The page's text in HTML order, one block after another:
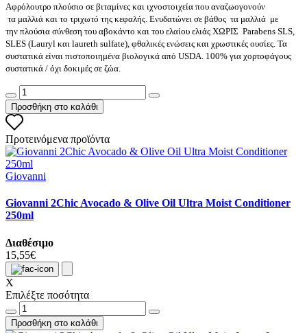
Αφρόλουτρο πλούσιο σε βιταμίνες και ιχνοστοιχεία που αναζωογονούν
τα μαλλιά και το τριχωτό της κεφαλής. Ενυδατώνει σε βάθος τα μαλλιά με
την πλούσια σύνθεση του αβοκάντο και του ελαίου ελιάς ΧΩΡΙΣ Parabens SLS,
SLES (Lauryl και laureth sulfate), φθαλικές ενώσεις και χρωστικές ουσίες. Τα
συστατικά είναι πιστοποιημένα βιολογικά από USDA. 100% για χορτοφάγους
συστατικά / όχι δοκιμές σε ζώα.
Προσθήκη στο καλάθι
Προτεινόμενα προϊόντα
Giovanni
Giovanni 2Chic Avocado & Olive Oil Ultra Moist Conditioner
250ml
Διαθέσιμο
15,55€
X
Επιλέξτε ποσότητα
Προσθήκη στο καλάθι